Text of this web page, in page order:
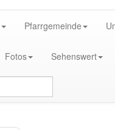
Pfarrgemeinde
Fotos Sehenswert